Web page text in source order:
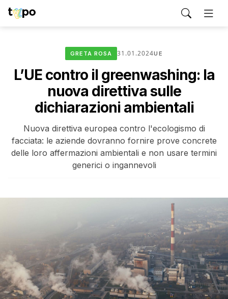
GRETA ROSA 31.01.2024UE
L’UE contro il greenwashing: la
nuova direttiva sulle
dichiarazioni ambientali
Nuova direttiva europea contro l'ecologismo di
facciata: le aziende dovranno fornire prove concrete
delle loro affermazioni ambientali e non usare termini
generici o ingannevoli